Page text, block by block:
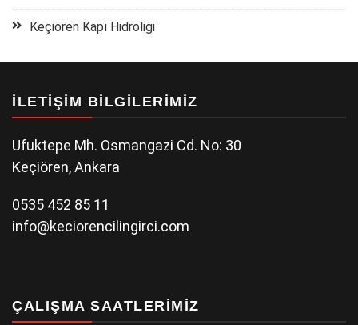
Keçiören Kapı Hidroliği
İLETIŞIM BILGILERIMIZ
Ufuktepe Mh. Osmangazi Cd. No: 30
Keçiören, Ankara
0535 452 85 11
info@keciorencilingirci.com
ÇALIŞMA SAATLERIMIZ